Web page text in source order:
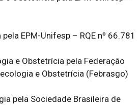
EPM-Unifesp – RQE nº 66.781
e Obstetrícia pela Federação
e Obstetrícia (Febrasgo)
pela Sociedade Brasileira de